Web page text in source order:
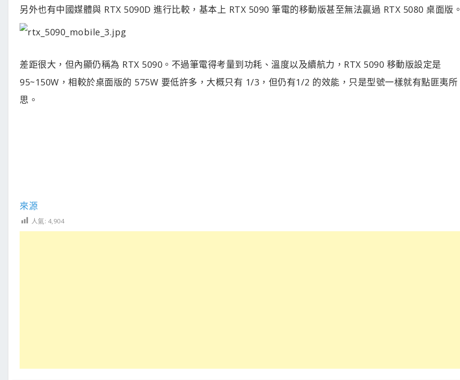
另外也有中國媒體與 RTX 5090D 進行比較，基本上 RTX 5090 筆電的移動版甚至無法贏過 RTX 5080 桌面版。
差距很大，但內顯仍稱為 RTX 5090。不過筆電得考量到功耗、溫度以及續航力，RTX 5090 移動版設定是
95~150W，相較於桌面版的 575W 要低許多，大概只有 1/3，但仍有1/2 的效能，只是型號一樣就有點匪夷所
思。
來源
人氣: 4,904